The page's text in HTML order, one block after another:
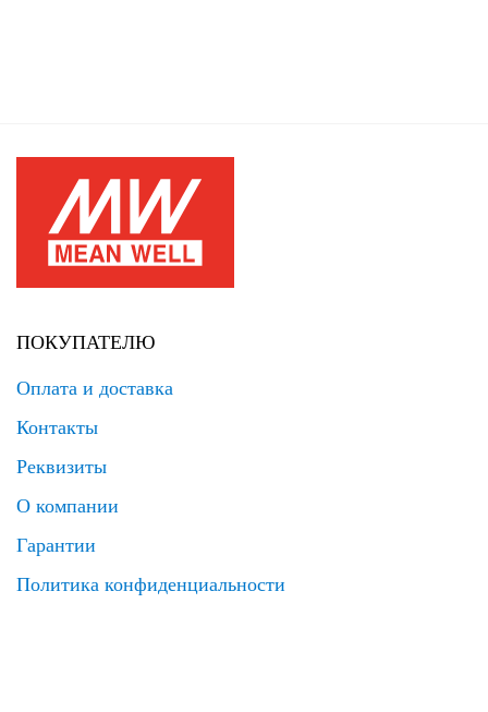
ПОКУПАТЕЛЮ
Оплата и доставка
Контакты
Реквизиты
О компании
Гарантии
Политика конфиденциальности